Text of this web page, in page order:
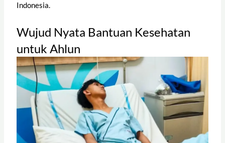
Indonesia.
Wujud Nyata Bantuan Kesehatan
untuk Ahlun